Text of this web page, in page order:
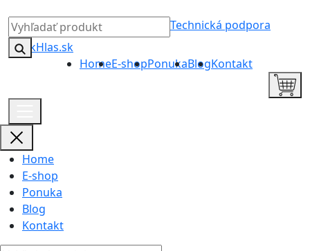
Technická podpora
HomeE-shopPonukaBlogKontakt
Home
E-shop
Ponuka
Blog
Kontakt